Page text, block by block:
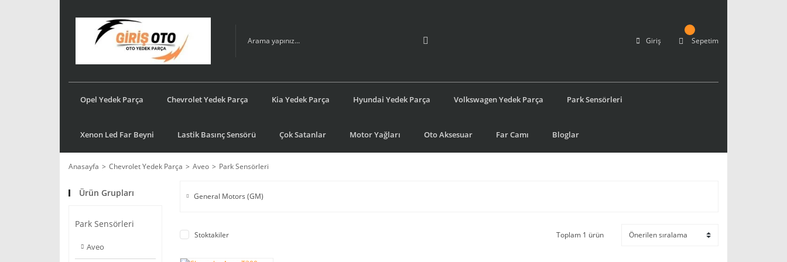
Giriş Sepetim
Opel Yedek Parça Chevrolet Yedek Parça Kia Yedek Parça Hyundai Yedek Parça Volkswagen Yedek Parça Park Sensörleri
Xenon Led Far Beyni Lastik Basınç Sensörü Çok Satanlar Motor Yağları Oto Aksesuar Far Camı Bloglar
Anasayfa Chevrolet Yedek Parça Aveo Park Sensörleri
Ürün Grupları
Park Sensörleri
Aveo
General Motors (GM)
Stoktakiler Toplam 1 ürün